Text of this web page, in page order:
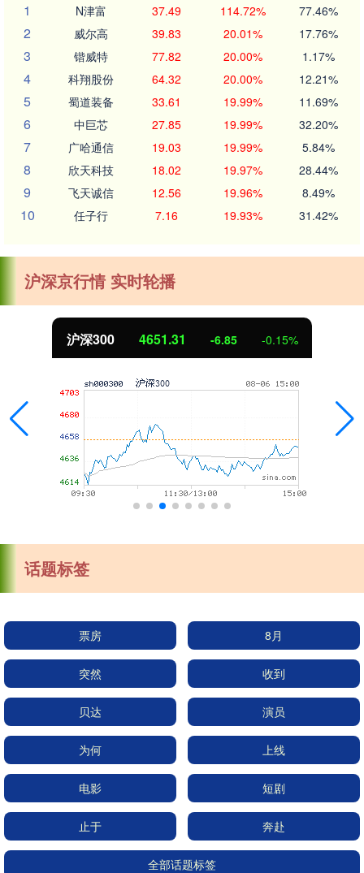
1
N津富 37.49 114.72% 77.46%
2 威尔高 39.83 20.01% 17.76%
3 锴威特 77.82 20.00% 1.17%
4 科翔股份 64.32 20.00% 12.21%
5 蜀道装备 33.61 19.99% 11.69%
6 中巨芯 27.85 19.99% 32.20%
7 广哈通信 19.03 19.99% 5.84%
8 欣天科技 18.02 19.97% 28.44%
9 飞天诚信 12.56 19.96% 8.49%
10 任子行 7.16 19.93% 31.42%
沪深京行情 实时轮播
沪深300 4651.31 -6.85 -0.15%
话题标签
票房 8月
突然 收到
贝达 演员
为何 上线
电影 短剧
止于 奔赴
全部话题标签